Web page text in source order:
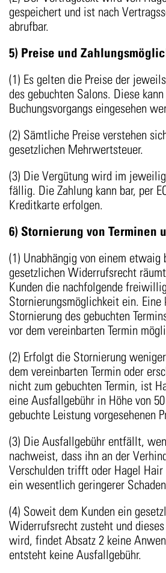
gespeichert und ist nach
abrufbar.
5) Preise und
(1) Es gelten die Preise der
des gebuchten Salons. Diese
Buchungsvorgangs eingesehen
(2) Sämtliche Preise verstehen
gesetzlichen Mehrwertsteuer.
(3) Die Vergütung wird im
fällig. Die Zahlung kann bar, per
Kreditkarte erfolgen.
6) Stornierung von Terminen
(1) Unabhängig von einem etwaig
gesetzlichen Widerrufsrecht
Kunden die nachfolgende
Stornierungsmöglichkeit ein. Eine
Stornierung des gebuchten
vor dem vereinbarten Termin
(2) Erfolgt die Stornierung
dem vereinbarten Termin oder
nicht zum gebuchten Termin, ist
eine Ausfallgebühr in Höhe von
gebuchte Leistung vorgesehenen
(3) Die Ausfallgebühr entfällt,
nachweist, dass ihn an der
Verschulden trifft oder Hagel
ein wesentlich geringerer
(4) Soweit dem Kunden ein
Widerrufsrecht zusteht und
wird, findet Absatz 2 keine
entsteht keine Ausfallgebühr.